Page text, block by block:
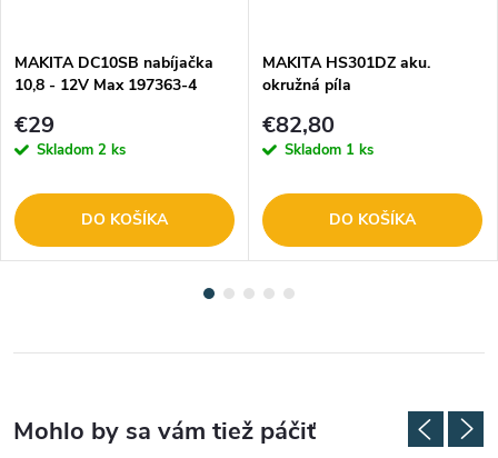
MAKITA DC10SB nabíjačka
10,8 - 12V Max 197363-4
€29
Skladom 2 ks
DO KOŠÍKA
MAKITA HS301DZ aku.
okružná píla
€82,80
Skladom 1 ks
DO KOŠÍKA